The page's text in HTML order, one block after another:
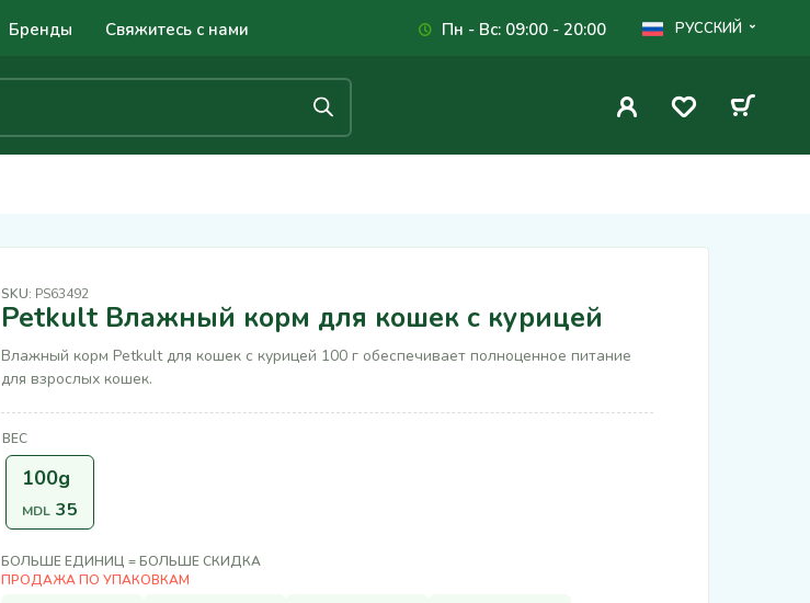
Бренды Свяжитесь с нами Пн - Вс: 09:00 - 20:00 РУССКИЙ
SKU: PS63492
Petkult Влажный корм для кошек с курицей
Влажный корм Petkult для кошек с курицей 100 г обеспечивает полноценное питание
для взрослых кошек.
ВЕС
100g
MDL 35
БОЛЬШЕ ЕДИНИЦ = БОЛЬШЕ СКИДКА